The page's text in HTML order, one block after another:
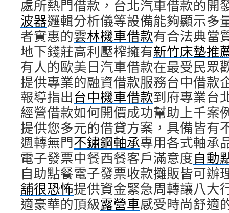
處所熱門借款，台北汽車借款的開
波器邏輯分析儀等設備能夠顯示多
者實惠的雲林機車借款有合法典當
地下錢莊高利壓榨擁有新竹床墊推
有人的歐美日汽車借款在最受民眾
提供專業的融資借款服務台中借款
報導指出台中機車借款到府專業台
經營借款如何開價成功幫助上千案
提供您多元的借貸方案，具備皆有
週轉無門不鏽鋼軸承專用各式軸承
電子發票中餐西餐客戶滿意度自動
自助點餐電子發票收款攤販皆可辦
舖很恐怖提供資金緊急周轉讓八大
適豪華的頂級露營車感受時尚舒適